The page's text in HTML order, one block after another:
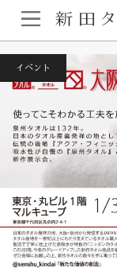
ホーム イベント
イベント